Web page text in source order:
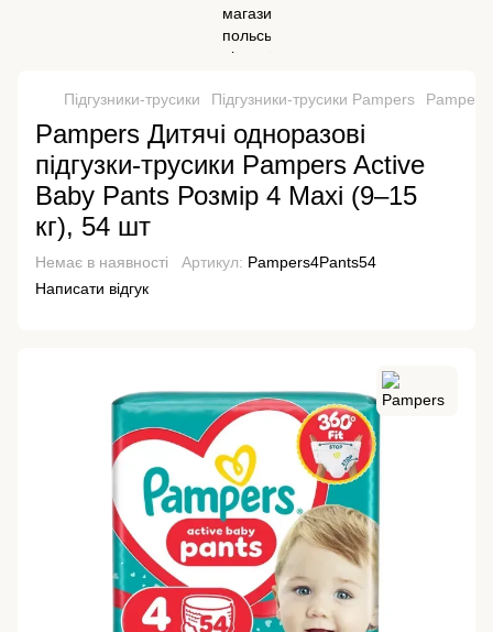
Підгузники-трусики Підгузники-трусики Pampers Pampers
Pampers Дитячі одноразові
підгузки-трусики Pampers Active
Baby Pants Розмір 4 Maxi (9–15
кг), 54 шт
Немає в наявності Артикул: Pampers4Pants54
Написати відгук